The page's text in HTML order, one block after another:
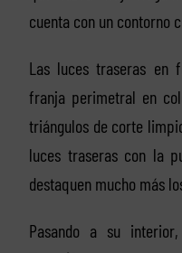
cuenta con un contorno
Las luces traseras en
franja perimetral en
triángulos de corte
luces traseras con la
destaquen mucho más
Pasando a su